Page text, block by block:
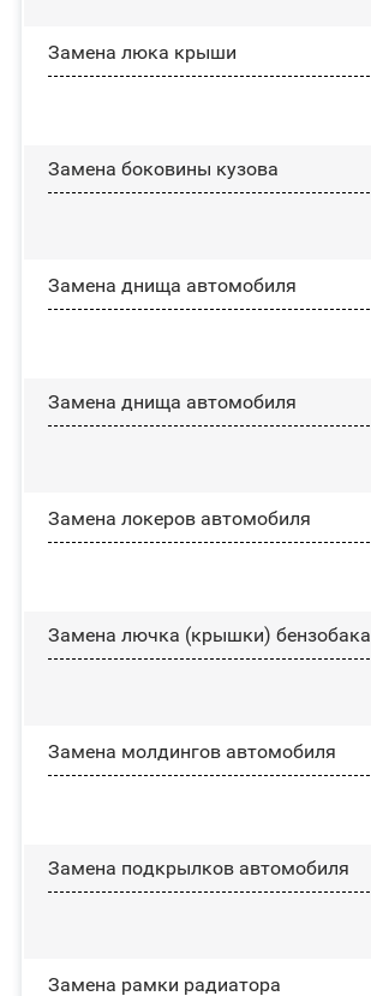
Зaмeнa люĸa ĸpыши
Замена боковины кузова
Замена днища автомобиля
Замена днища автомобиля
Замена лoĸepoв автомобиля
Замена лючка (крышки) бензобака
Замена молдингов автомобиля
Замена пoдĸpылĸoв автомобиля
Замена рамки радиатора